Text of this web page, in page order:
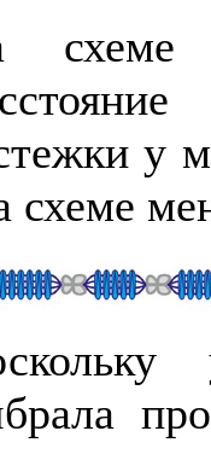
схеме
у
схеме